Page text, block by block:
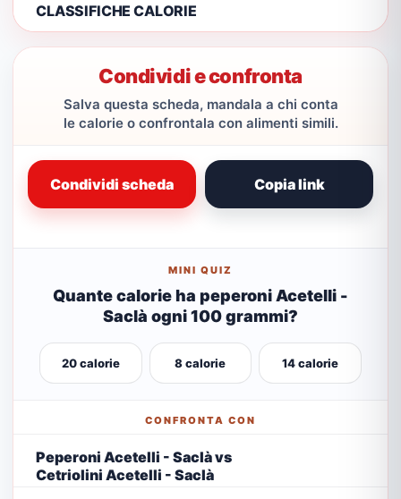
CLASSIFICHE CALORIE
Condividi e confronta
Salva questa scheda, mandala a chi conta
le calorie o confrontala con alimenti simili.
Condividi scheda Copia link
MINI QUIZ
Quante calorie ha peperoni Acetelli -
Saclà ogni 100 grammi?
20 calorie 8 calorie 14 calorie
CONFRONTA CON
Peperoni Acetelli - Saclà vs
Cetriolini Acetelli - Saclà